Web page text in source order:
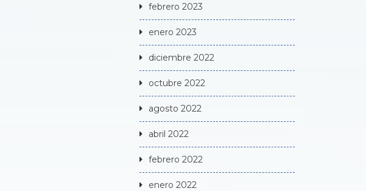
febrero 2023
enero 2023
diciembre 2022
octubre 2022
agosto 2022
abril 2022
febrero 2022
enero 2022